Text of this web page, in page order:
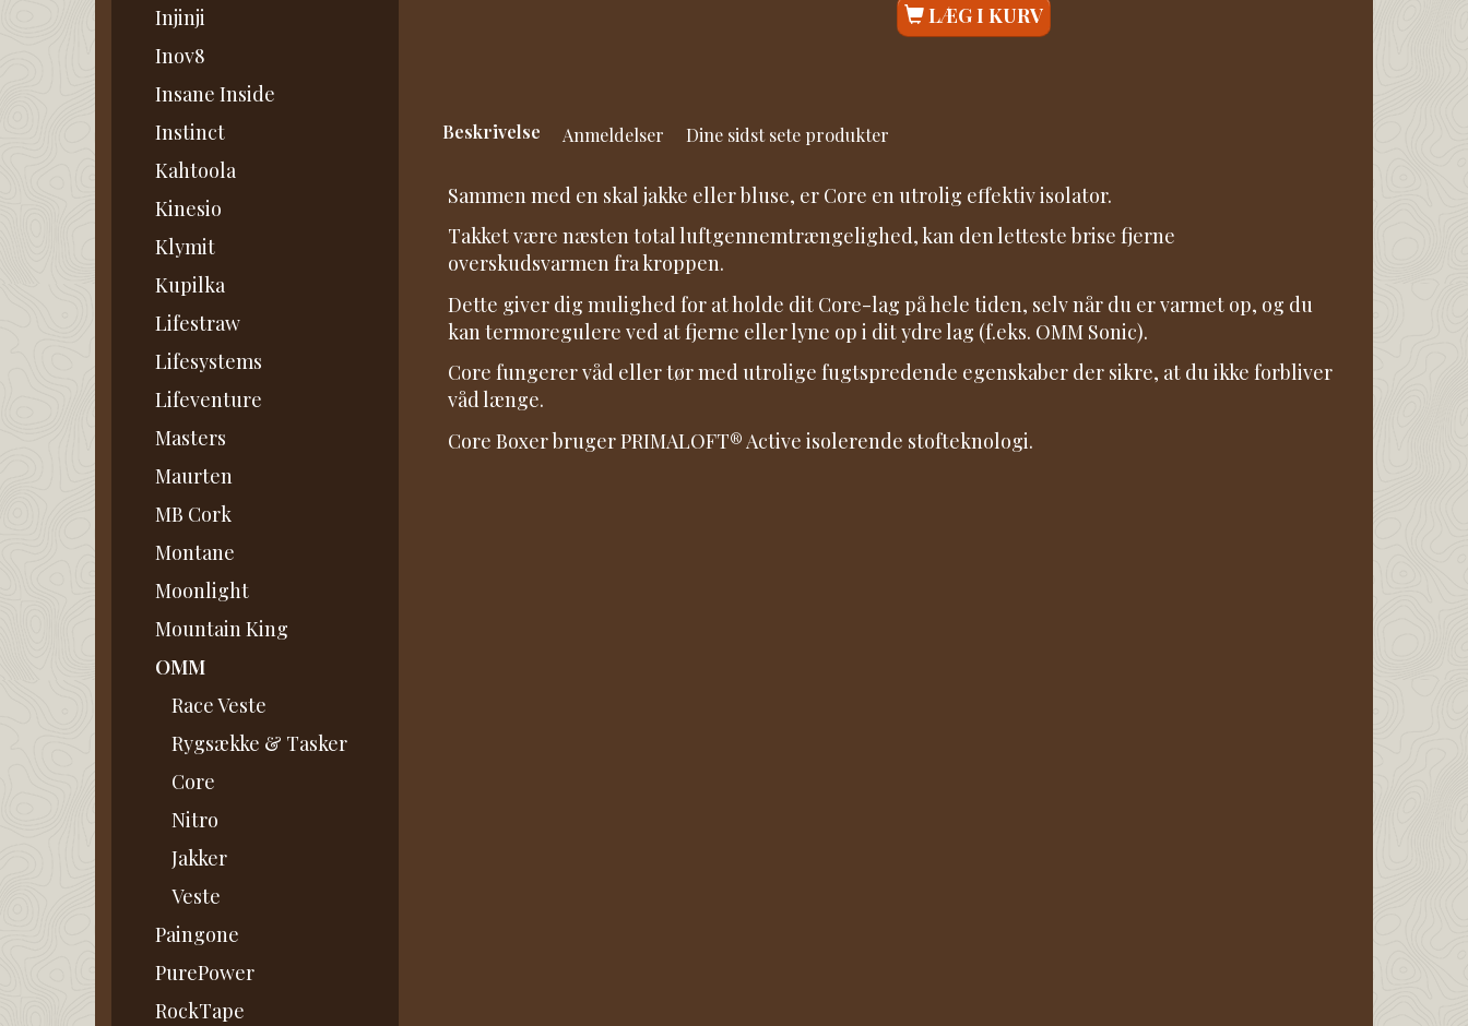
Injinji
Inov8
Insane Inside
Instinct
Kahtoola
Kinesio
Klymit
Kupilka
Lifestraw
Lifesystems
Lifeventure
Masters
Maurten
MB Cork
Montane
Moonlight
Mountain King
OMM
Race Veste
Rygsække & Tasker
Core
Nitro
Jakker
Veste
Paingone
PurePower
RockTape
LÆG I KURV
Beskrivelse Anmeldelser Dine sidst sete produkter
Sammen med en skal jakke eller bluse, er Core en utrolig effektiv isolator.
Takket være næsten total luftgennemtrængelighed, kan den letteste brise fjerne
overskudsvarmen fra kroppen.
Dette giver dig mulighed for at holde dit Core-lag på hele tiden, selv når du er varmet op, og du
kan termoregulere ved at fjerne eller lyne op i dit ydre lag (f.eks. OMM Sonic).
Core fungerer våd eller tør med utrolige fugtspredende egenskaber der sikre, at du ikke forbliver
våd længe.
Core Boxer bruger PRIMALOFT® Active isolerende stofteknologi.